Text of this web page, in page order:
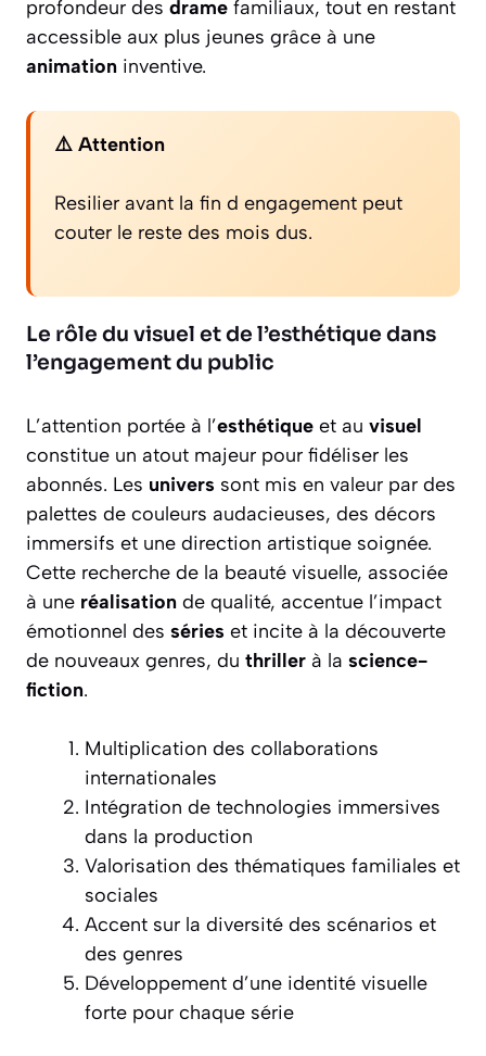
profondeur des drame familiaux, tout en restant
accessible aux plus jeunes grâce à une
animation inventive.
⚠️ Attention
Resilier avant la fin d engagement peut
couter le reste des mois dus.
Le rôle du visuel et de l’esthétique dans
l’engagement du public
L’attention portée à l’esthétique et au visuel
constitue un atout majeur pour fidéliser les
abonnés. Les univers sont mis en valeur par des
palettes de couleurs audacieuses, des décors
immersifs et une direction artistique soignée.
Cette recherche de la beauté visuelle, associée
à une réalisation de qualité, accentue l’impact
émotionnel des séries et incite à la découverte
de nouveaux genres, du thriller à la science-
fiction.
Multiplication des collaborations
internationales
Intégration de technologies immersives
dans la production
Valorisation des thématiques familiales et
sociales
Accent sur la diversité des scénarios et
des genres
Développement d’une identité visuelle
forte pour chaque série